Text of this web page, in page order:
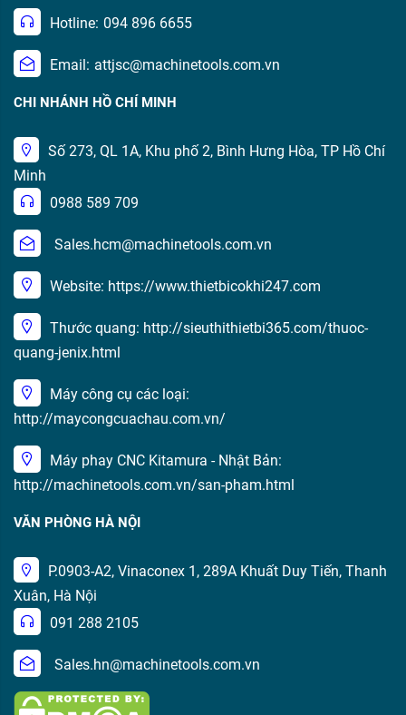
Hotline: 094 896 6655
Email: attjsc@machinetools.com.vn
CHI NHÁNH HỒ CHÍ MINH
Số 273, QL 1A, Khu phố 2, Bình Hưng Hòa, TP Hồ Chí
Minh
0988 589 709
Sales.hcm@machinetools.com.vn
Website: https://www.thietbicokhi247.com
Thước quang: http://sieuthithietbi365.com/thuoc-
quang-jenix.html
Máy công cụ các loại:
http://maycongcuachau.com.vn/
Máy phay CNC Kitamura - Nhật Bản:
http://machinetools.com.vn/san-pham.html
VĂN PHÒNG HÀ NỘI
P.0903-A2, Vinaconex 1, 289A Khuất Duy Tiến, Thanh
Xuân, Hà Nội
091 288 2105
Sales.hn@machinetools.com.vn